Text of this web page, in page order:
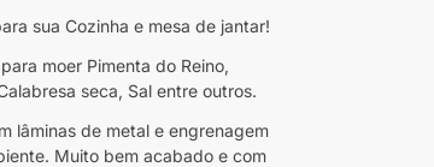
sua Cozinha e mesa de jantar!
moer Pimenta do Reino,
seca, Sal entre outros.
lâminas de metal e engrenagem
Muito bem acabado e com